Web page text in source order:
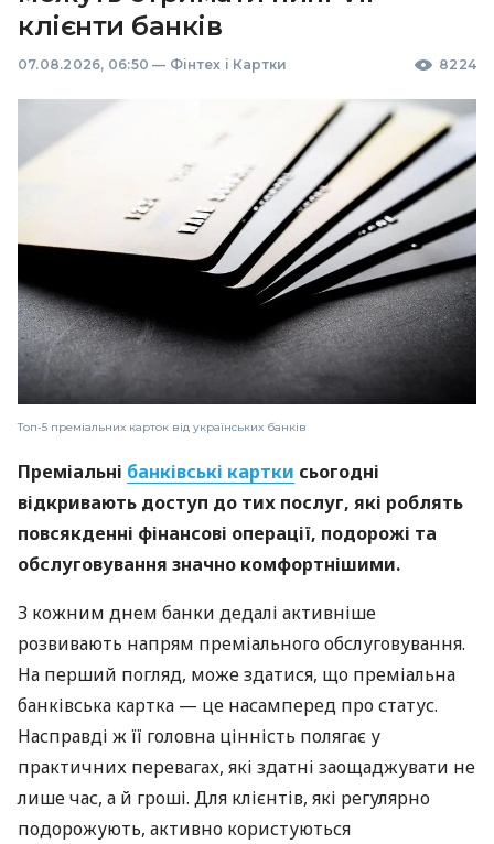
клієнти банків
07.08.2026, 06:50 — Фінтех і Картки 8224
Топ-5 преміальних карток від українських банків
Преміальні банківські картки сьогодні
відкривають доступ до тих послуг, які роблять
повсякденні фінансові операції, подорожі та
обслуговування значно комфортнішими.
З кожним днем банки дедалі активніше
розвивають напрям преміального обслуговування.
На перший погляд, може здатися, що преміальна
банківська картка — це насамперед про статус.
Насправді ж її головна цінність полягає у
практичних перевагах, які здатні заощаджувати не
лише час, а й гроші. Для клієнтів, які регулярно
подорожують, активно користуються